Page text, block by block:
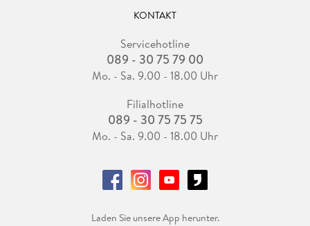
KONTAKT
Servicehotline
089 - 30 75 79 00
Mo. - Sa. 9.00 - 18.00 Uhr
Filialhotline
089 - 30 75 75 75
Mo. - Sa. 9.00 - 18.00 Uhr
Laden Sie unsere App herunter.